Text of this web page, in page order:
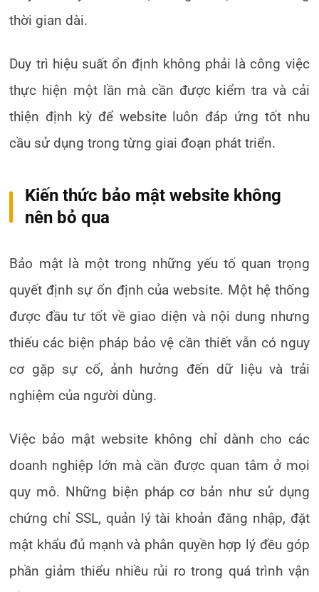
thời gian dài.
Duy trì hiệu suất ổn định không phải là công việc
thực hiện một lần mà cần được kiểm tra và cải
thiện định kỳ để website luôn đáp ứng tốt nhu
cầu sử dụng trong từng giai đoạn phát triển.
Kiến thức bảo mật website không
nên bỏ qua
Bảo mật là một trong những yếu tố quan trọng
quyết định sự ổn định của website. Một hệ thống
được đầu tư tốt về giao diện và nội dung nhưng
thiếu các biện pháp bảo vệ cần thiết vẫn có nguy
cơ gặp sự cố, ảnh hưởng đến dữ liệu và trải
nghiệm của người dùng.
Việc bảo mật website không chỉ dành cho các
doanh nghiệp lớn mà cần được quan tâm ở mọi
quy mô. Những biện pháp cơ bản như sử dụng
chứng chỉ SSL, quản lý tài khoản đăng nhập, đặt
mật khẩu đủ mạnh và phân quyền hợp lý đều góp
phần giảm thiểu nhiều rủi ro trong quá trình vận